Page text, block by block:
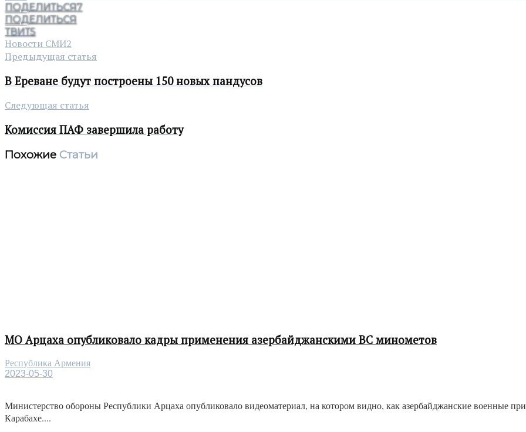
ПОДЕЛИТЬСЯ7
ПОДЕЛИТЬСЯ
ТВИТ5
Новости СМИ2
Предыдущая статья
В Ереване будут построены 150 новых пандусов
Следующая статья
Комиссия ПАФ завершила работу
Похожие Статьи
МО Арцаха опубликовало кадры применения азербайджанскими ВС минометов
Республика Армения
2023-05-30
Министерство обороны Республики Арцаха опубликовало видеоматериал, на котором видно, как азербайджанские военные
Карабахе....